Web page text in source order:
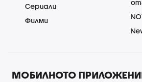
Сериали
Филми
МОБИЛНОТО ПРИЛОЖЕНИЕ